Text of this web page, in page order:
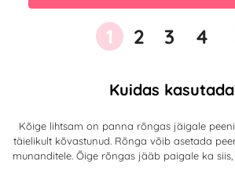
1 2 3 4
Kuidas
Kõige lihtsam on panna rõngas jäigale
täielikult kõvastunud. Rõnga võib asetada
munanditele. Õige rõngas jääb paigale ka